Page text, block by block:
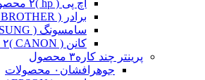
اچ پی ( hp )
۲ محصول
برادر ( BROTHER )
سامسونگ ( SAMSUNG )
کانن ( CANON )
۲ محصول
پرینتر چند کاره۳ محصول
جوهرافشان ۰ محصولات